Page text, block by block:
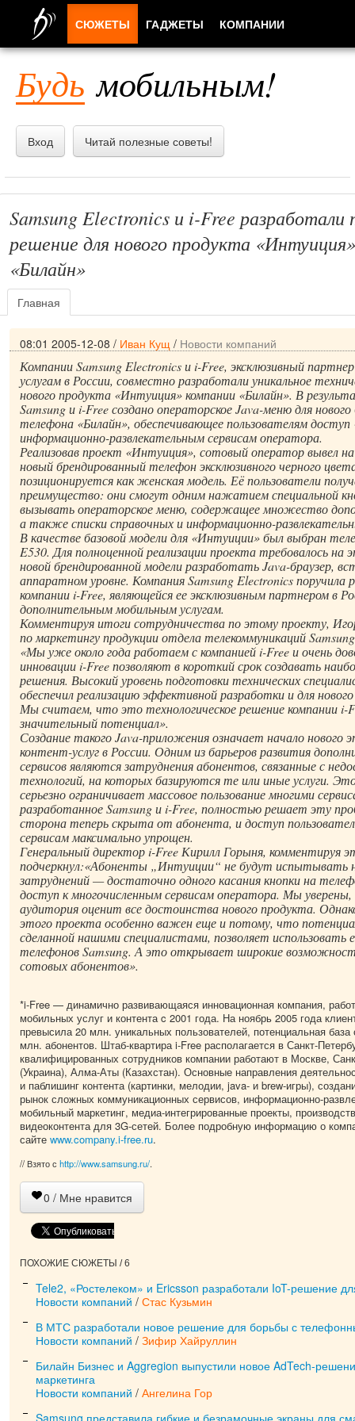
Будь мобильным!
Вход Читай полезные советы!
Samsung Electronics и i-Free разработали
решение для нового продукта
«Билайн»
Главная
08:01 2005-12-08 / Иван Кущ / Новости компаний
Компании Samsung Electronics и i-Free, эксклюзивный
услугам в России, совместно разработали уникальное
нового продукта «Интуиция» компании «Билайн». В
Samsung и i-Free создано операторское Java-меню для нового
телефона «Билайн», обеспечивающее пользователям доступ
информационно-развлекательным сервисам оператора.
Реализовав проект «Интуиция», сотовый оператор вывел
новый брендированный телефон эксклюзивного черного
позиционируется как женская модель. Её пользователи
преимущество: они смогут одним нажатием специальной
вызывать операторское меню, содержащее множество
а также списки справочных и информационно-
В качестве базовой модели для «Интуиции» был выбран
E530. Для полноценной реализации проекта требовалось на
новой брендированной модели разработать Java-браузер,
аппаратном уровне. Компания Samsung Electronics поручила
компании i-Free, являющейся ее эксклюзивным партнером в
дополнительным мобильным услугам.
Комментируя итоги сотрудничества по этому проекту,
по маркетингу продукции отдела телекоммуникаций
«Мы уже около года работаем с компанией i-Free и очень
инновации i-Free позволяют в короткий срок создавать
решения. Высокий уровень подготовки технических
обеспечил реализацию эффективной разработки и для
Мы считаем, что это технологическое решение компании i-
значительный потенциал».
Создание такого Java-приложения означает начало нового
контент-услуг в России. Одним из барьеров развития
сервисов являются затруднения абонентов, связанные с
технологий, на которых базируются те или иные услуги.
серьезно ограничивает массовое пользование многими
разработанное Samsung и i-Free, полностью решает эту
сторона теперь скрыта от абонента, и доступ
сервисам максимально упрощен.
Генеральный директор i-Free Кирилл Горыня, комментируя
подчеркнул:«Абоненты „Интуиции“ не будут испытывать
затруднений — достаточно одного касания кнопки на
доступ к многочисленным сервисам оператора. Мы уверены,
аудитория оценит все достоинства нового продукта.
этого проекта особенно важен еще и потому, что
сделанной нашими специалистами, позволяет использовать
телефонов Samsung. А это открывает широкие
сотовых абонентов».
*i-Free — динамично развивающаяся инновационная компания,
мобильных услуг и контента c 2001 года. На ноябрь 2005 года
превысила 20 млн. уникальных пользователей, потенциальная база
млн. абонентов. Штаб-квартира i-Free располагается в Санкт-
квалифицированных сотрудников компании работают в Москве,
(Украина), Алма-Аты (Казахстан). Основные направления
и паблишинг контента (картинки, мелодии, java- и brew-игры),
рынок сложных коммуникационных сервисов, информационно-
мобильный маркетинг, медиа-интегрированные проекты,
видеоконтента для 3G-сетей. Более подробную информацию о
сайте www.company.i-free.ru.
// Взято с http://www.samsung.ru/.
0 / Мне нравится
ПОХОЖИЕ СЮЖЕТЫ / 6
Tele2, «Ростелеком» и Ericsson разработали IoT-решение
Новости компаний / Стас Кузьмин
В МТС разработали новое решение для борьбы с
Новости компаний / Зифир Хайруллин
Билайн Бизнес и Aggregion выпустили новое AdTech-
маркетинга
Новости компаний / Ангелина Гор
Samsung представила гибкие и безрамочные экраны для
СЮЖЕТЫ ГАДЖЕТЫ КОМПАНИИ
ПРИЛОЖЕНИЯ